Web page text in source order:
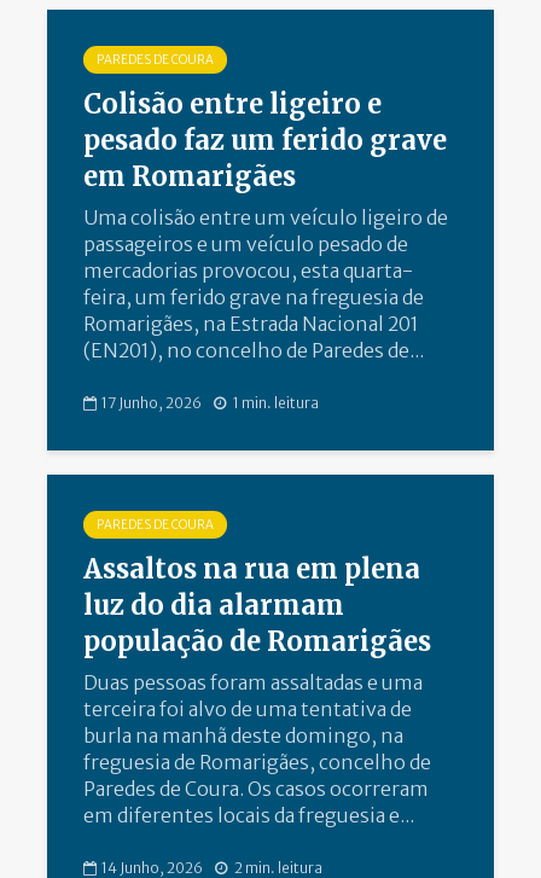
PAREDES DE COURA
Colisão entre ligeiro e
pesado faz um ferido grave
em Romarigães
Uma colisão entre um veículo ligeiro de
passageiros e um veículo pesado de
mercadorias provocou, esta quarta-
feira, um ferido grave na freguesia de
Romarigães, na Estrada Nacional 201
(EN201), no concelho de Paredes de...
17 Junho, 2026 1 min. leitura
PAREDES DE COURA
Assaltos na rua em plena
luz do dia alarmam
população de Romarigães
Duas pessoas foram assaltadas e uma
terceira foi alvo de uma tentativa de
burla na manhã deste domingo, na
freguesia de Romarigães, concelho de
Paredes de Coura. Os casos ocorreram
em diferentes locais da freguesia e...
14 Junho, 2026 2 min. leitura